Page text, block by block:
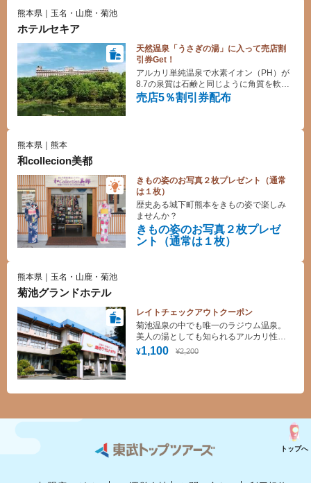
熊本県｜玉名・山鹿・菊池
ホテルセキア
天然温泉「うさぎの湯」に入って売店割
引券Get！
売店5％割引券配布
アルカリ単純温泉で水素イオン（PH）が
8.7の泉質は石鹸と同じように角質を軟化
させて、お肌をすべすべにするクレンジ
ング効果があり、別名「美人の湯」とも
熊本県｜熊本
和collecion美都
きもの姿のお写真２枚プレゼント（通常
は１枚）
きもの姿のお写真２枚プレゼ
ント（通常は１枚）
歴史ある城下町熊本をきもの姿で楽しみ
ませんか？
熊本県｜玉名・山鹿・菊池
菊池グランドホテル
レイトチェックアウトクーポン
¥1,100 ¥2,200
菊池温泉の中でも唯一のラジウム温泉。
美人の湯としても知られるアルカリ性の
お湯が大変好評です。
トップへ